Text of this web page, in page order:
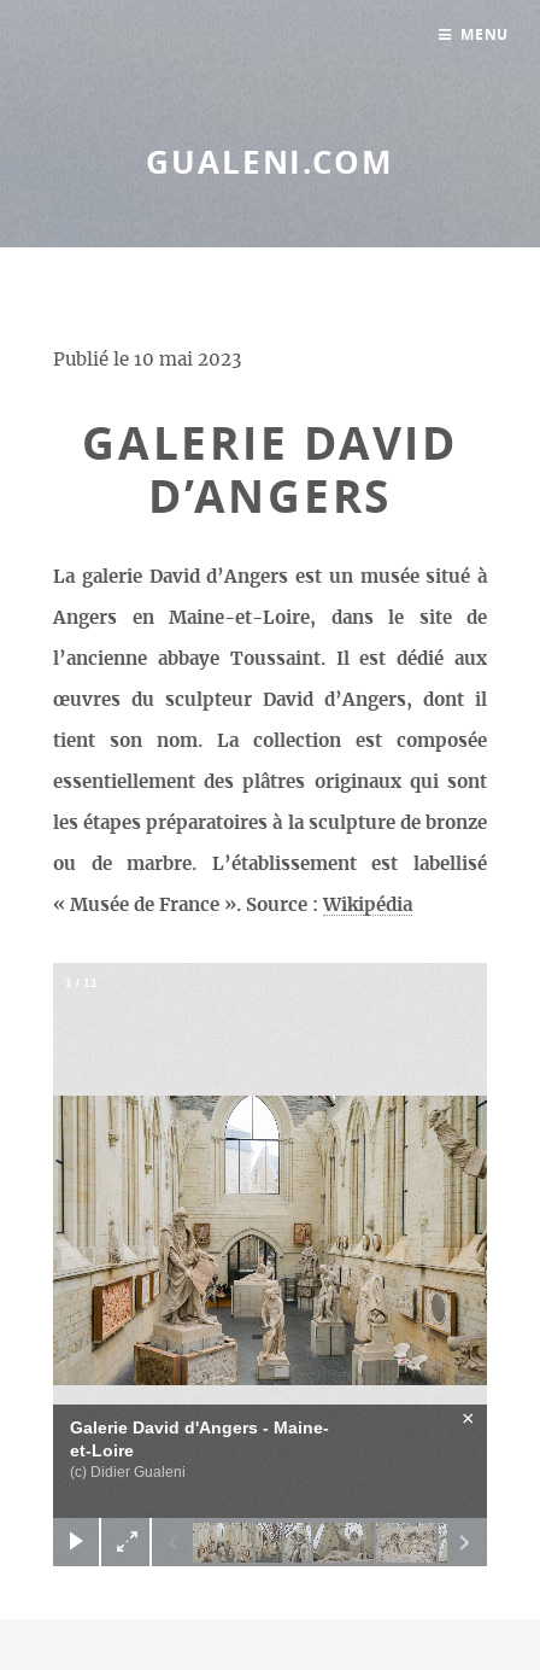
GUALENI.COM
Publié le 10 mai 2023
GALERIE DAVID
D’ANGERS
La galerie David d’Angers est un musée situé à
Angers en Maine-et-Loire, dans le site de
l’ancienne abbaye Toussaint. Il est dédié aux
œuvres du sculpteur David d’Angers, dont il
tient son nom. La collection est composée
essentiellement des plâtres originaux qui sont
les étapes préparatoires à la sculpture de bronze
ou de marbre. L’établissement est labellisé
« Musée de France ». Source : Wikipédia
Galerie David d'Angers - Maine-
et-Loire
(c) Didier Gualeni
×
1 / 11
MENU